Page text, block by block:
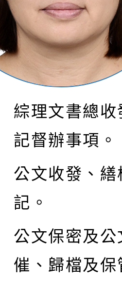
綜理文書總收
記督辦事項。
公文收發、繕
記。
公文保密及公
催、歸檔及保